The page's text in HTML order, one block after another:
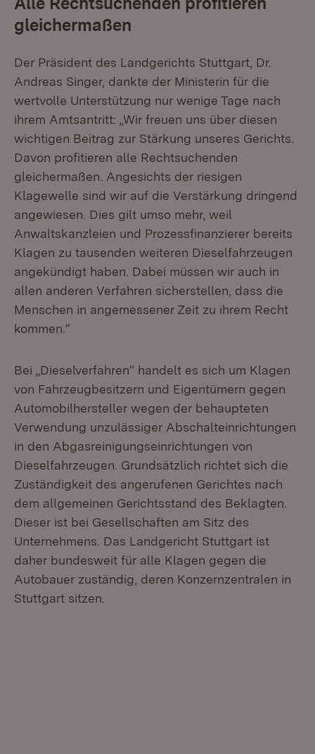
gleichermaßen
Der Präsident des Landgerichts Stuttgart, Dr.
Andreas Singer, dankte der Ministerin für die
wertvolle Unterstützung nur wenige Tage nach
ihrem Amtsantritt: „Wir freuen uns über diesen
wichtigen Beitrag zur Stärkung unseres Gerichts.
Davon profitieren alle Rechtsuchenden
gleichermaßen. Angesichts der riesigen
Klagewelle sind wir auf die Verstärkung dringend
angewiesen. Dies gilt umso mehr, weil
Anwaltskanzleien und Prozessfinanzierer bereits
Klagen zu tausenden weiteren Dieselfahrzeugen
angekündigt haben. Dabei müssen wir auch in
allen anderen Verfahren sicherstellen, dass die
Menschen in angemessener Zeit zu ihrem Recht
kommen.“
Bei „Dieselverfahren“ handelt es sich um Klagen
von Fahrzeugbesitzern und Eigentümern gegen
Automobilhersteller wegen der behaupteten
Verwendung unzulässiger Abschalteinrichtungen
in den Abgasreinigungseinrichtungen von
Dieselfahrzeugen. Grundsätzlich richtet sich die
Zuständigkeit des angerufenen Gerichtes nach
dem allgemeinen Gerichtsstand des Beklagten.
Dieser ist bei Gesellschaften am Sitz des
Unternehmens. Das Landgericht Stuttgart ist
daher bundesweit für alle Klagen gegen die
Autobauer zuständig, deren Konzernzentralen in
Stuttgart sitzen.